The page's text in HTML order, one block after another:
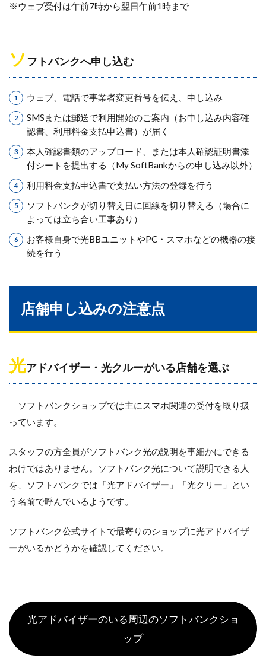
※ウェブ受付は午前7時から翌日午前1時まで
ソ フトバンクへ申し込む
ウェブ、電話で事業者変更番号を伝え、申し込み
SMSまたは郵送で利用開始のご案内（お申し込み内容確
認書、利用料金支払申込書）が届く
本人確認書類のアップロード、または本人確認証明書添
付シートを提出する（My SoftBankからの申し込み以外）
利用料金支払申込書で支払い方法の登録を行う
ソフトバンクが切り替え日に回線を切り替える（場合に
よっては立ち合い工事あり）
お客様自身で光BBユニットやPC・スマホなどの機器の接
続を行う
店舗申し込みの注意点
光アドバイザー・光クルーがいる店舗を選ぶ
ソフトバンクショップでは主にスマホ関連の受付を取り扱
っています。
スタッフの方全員がソフトバンク光の説明を事細かにできる
わけではありません。ソフトバンク光について説明できる人
を、ソフトバンクでは「光アドバイザー」「光クリー」とい
う名前で呼んでいるようです。
ソフトバンク公式サイトで最寄りのショップに光アドバイザ
ーがいるかどうかを確認してください。
光アドバイザーのいる周辺のソフトバンクショ
ップ